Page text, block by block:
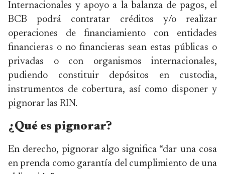
Internacionales y apoyo a la balanza de pagos, el
BCB podrá contratar créditos y/o realizar
operaciones de financiamiento con entidades
financieras o no financieras sean estas públicas o
privadas o con organismos internacionales,
pudiendo constituir depósitos en custodia,
instrumentos de cobertura, así como disponer y
pignorar las RIN.
¿Qué es pignorar?
En derecho, pignorar algo significa “dar una cosa
en prenda como garantía del cumplimiento de una